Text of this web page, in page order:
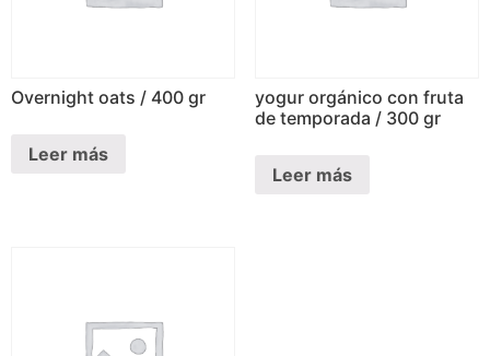
Overnight oats / 400 gr
Leer más
yogur orgánico con fruta
de temporada / 300 gr
Leer más